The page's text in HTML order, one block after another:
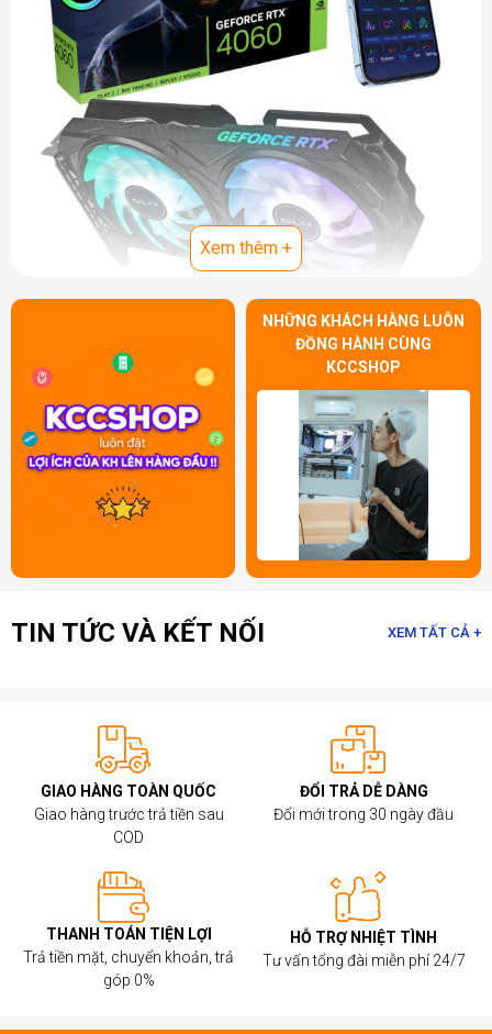
Vượt Qua Giới Hạn - Thiết Kế Đột Phá
Dòng sản phẩm Card màn hình Galaxkhông chỉ là một
bộ phận của máy tính, mà còn là một tác phẩm nghệ thuật
kỹ thuật. Thiết kế đột phá, tinh tế và hiện đại đã biến
Galaxtrở thành một điểm nhấn nổi bật trong mọi bộ máy
tính. Kết hợp giữa hiệu suất vượt trội và vẻ đẹp thẩm mỹ,
VGA Galaxkhông chỉ đáp ứng được nhu cầu của game
thủ chuyên nghiệp mà còn thu hút mọi ánh nhìn từ người
Hiệu Năng Không Giới Hạn - Sẵn Sàng Đối Đầu
Mọi Thử Thách
Với sứ mệnh mang lại trải nghiệm chơi game và làm việc
tối ưu nhất, dòng sản phẩm
Card Galax
được trang bị các
công nghệ hàng đầu trong ngành công nghệ đồ họa. Hiệu
đối mặt với mọi thử thách đồ họa và game một cách dễ
Xem thêm +
NHỮNG KHÁCH HÀNG LUÔN
ĐỒNG HÀNH CÙNG
KCCSHOP
TIN TỨC VÀ KẾT NỐI XEM TẤT CẢ +
GIAO HÀNG TOÀN QUỐC
Giao hàng trước trả tiền sau
COD
ĐỔI TRẢ DỄ DÀNG
Đổi mới trong 30 ngày đầu
THANH TOÁN TIỆN LỢI
Trả tiền mặt, chuyển khoản, trả
góp 0%
HỖ TRỢ NHIỆT TÌNH
Tư vấn tổng đài miễn phí 24/7